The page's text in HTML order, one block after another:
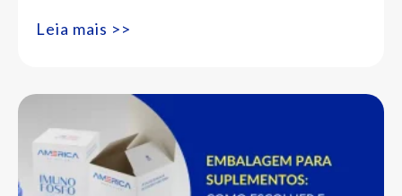
Leia mais >>